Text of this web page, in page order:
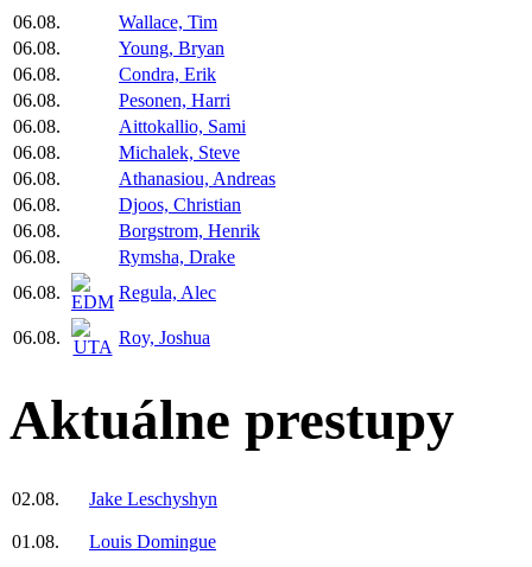
06.08.
Wallace, Tim
06.08.
Young, Bryan
06.08.
Condra, Erik
06.08.
Pesonen, Harri
06.08.
Aittokallio, Sami
06.08.
Michalek, Steve
06.08.
Athanasiou, Andreas
06.08.
Djoos, Christian
06.08.
Borgstrom, Henrik
06.08.
Rymsha, Drake
06.08.
Regula, Alec
06.08. Roy, Joshua
Aktuálne prestupy
02.08. Jake Leschyshyn
01.08. Louis Domingue